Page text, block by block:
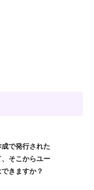
で発行された
そこからユー
きますか？